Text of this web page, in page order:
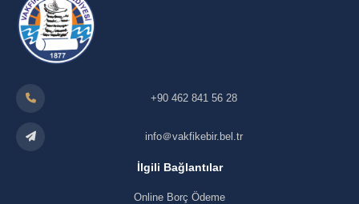
+90 462 841 56 28
info＠vakfikebir.bel.tr
İlgili Bağlantılar
Online Borç Ödeme